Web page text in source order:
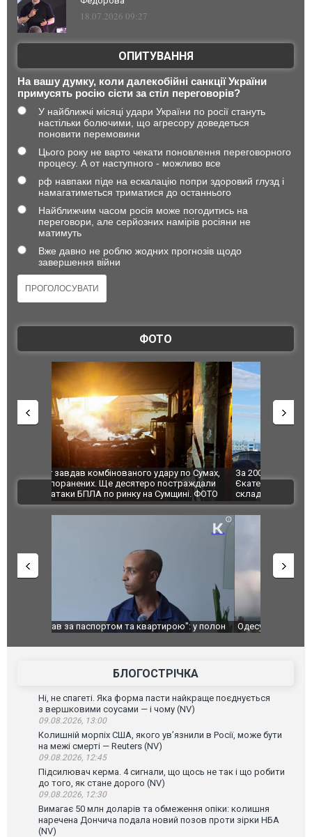
18.07.2026 09:27
ОПИТУВАННЯ
На вашу думку, коли далекобійні санкції України
примусять росію сісти за стіл переговорів?
У найближчі місяці удари України по росії стануть
настільки болючими, що агресору доведеться
поновити перемовини
Цього року не варто чекати поновлення переговорного
процесу. А от наступного - можливо все
рф навпаки піде на ескалацію попри здоровий глузд і
намагатиметься триматися до останнього
Найближчим часом росія може погодитись на
переговори, але серйозних намірів росіяни не
матимуть
Вже давно не роблю жодних прогнозів щодо
завершення війни
ФОТО
За 2000 кілометрів від кордону з Україною: в
Єкатеринбурзі після атаки дронів загорівся
склад Wildberries. ФОТО. ВІДЕО
"Мої
ВІДЕО
Одесу накрила потужна злива з градом та
Вже
БЛОГОСТРІЧКА
Ні, не спагеті. Яка форма пасти найкраще поєднується
з вершковими соусами — і чому (NV)
09.08.2026, 13:00
Колишній морпіх США, якого ув’язнили в Росії, може бути
на межі смерті — Reuters (NV)
09.08.2026, 12:45
Підсилювач керма. 4 сигнали, що щось не так і що робити
до того, як стане дорого (NV)
09.08.2026, 12:30
Вимагає 50 млн доларів та обмеження опіки: колишня
наречена Дончича подала новий позов проти зірки НБА
(NV)